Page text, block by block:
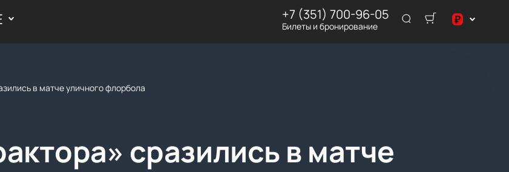
+7 (351) 700-96-05
Билеты и бронирование ₽
$
в матче уличного флорбола
сразились в матче